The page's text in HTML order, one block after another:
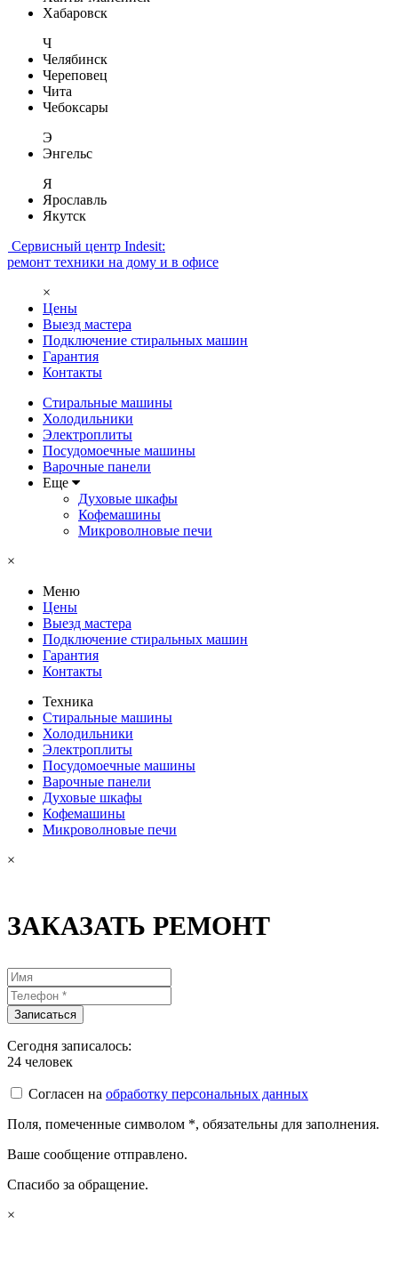
Хабаровск
Ч
Челябинск
Череповец
Чита
Чебоксары
Э
Энгельс
Я
Ярославль
Якутск
Сервисный центр Indesit:
ремонт техники на дому и в офисе
×
Цены
Выезд мастера
Подключение стиральных машин
Гарантия
Контакты
Стиральные машины
Холодильники
Электроплиты
Посудомоечные машины
Варочные панели
Еще
Духовые шкафы
Кофемашины
Микроволновые печи
×
Меню
Цены
Выезд мастера
Подключение стиральных машин
Гарантия
Контакты
Техника
Стиральные машины
Холодильники
Электроплиты
Посудомоечные машины
Варочные панели
Духовые шкафы
Кофемашины
Микроволновые печи
×
ЗАКАЗАТЬ РЕМОНТ
Сегодня записалось:
24 человек
Согласен на обработку персональных данных
Поля, помеченные символом *, обязательны для заполнения.
Ваше сообщение отправлено.
Спасибо за обращение.
×